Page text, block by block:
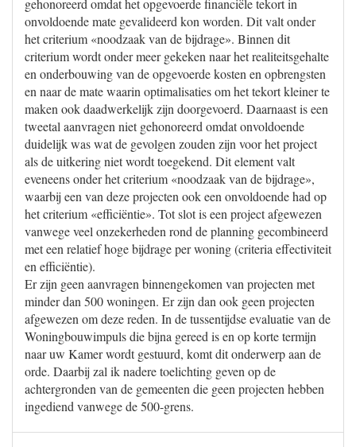
gehonoreerd omdat het opgevoerde financiële tekort in
onvoldoende mate gevalideerd kon worden. Dit valt onder
het criterium «noodzaak van de bijdrage». Binnen dit
criterium wordt onder meer gekeken naar het realiteitsgehalte
en onderbouwing van de opgevoerde kosten en opbrengsten
en naar de mate waarin optimalisaties om het tekort kleiner te
maken ook daadwerkelijk zijn doorgevoerd. Daarnaast is een
tweetal aanvragen niet gehonoreerd omdat onvoldoende
duidelijk was wat de gevolgen zouden zijn voor het project
als de uitkering niet wordt toegekend. Dit element valt
eveneens onder het criterium «noodzaak van de bijdrage»,
waarbij een van deze projecten ook een onvoldoende had op
het criterium «efficiëntie». Tot slot is een project afgewezen
vanwege veel onzekerheden rond de planning gecombineerd
met een relatief hoge bijdrage per woning (criteria effectiviteit
en efficiëntie).
Er zijn geen aanvragen binnengekomen van projecten met
minder dan 500 woningen. Er zijn dan ook geen projecten
afgewezen om deze reden. In de tussentijdse evaluatie van de
Woningbouwimpuls die bijna gereed is en op korte termijn
naar uw Kamer wordt gestuurd, komt dit onderwerp aan de
orde. Daarbij zal ik nadere toelichting geven op de
achtergronden van de gemeenten die geen projecten hebben
ingediend vanwege de 500-grens.